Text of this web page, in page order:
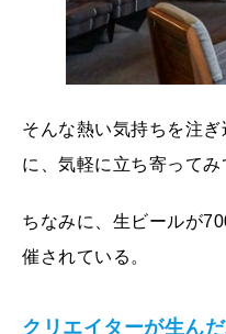
そんな熱い気持ちを注
に、気軽に立ち寄ってみ
ちなみに、生ビールが
催されている。
クリエイターが生ん